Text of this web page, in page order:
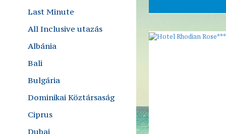
Last Minute
All Inclusive utazás
Albánia
Bali
Bulgária
Dominikai Köztársaság
Ciprus
Dubai